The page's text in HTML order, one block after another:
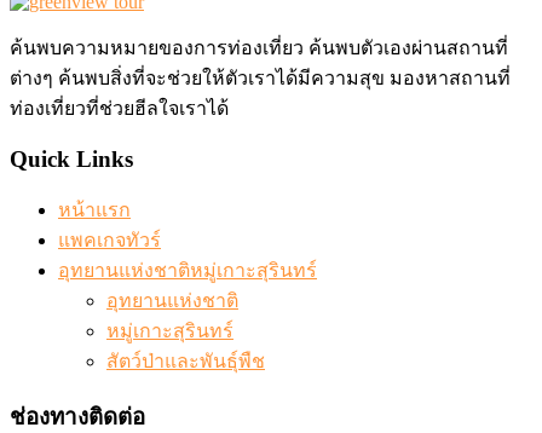
ค้นพบความหมายของการท่องเที่ยว ค้นพบตัวเองผ่านสถานที่
ต่างๆ ค้นพบสิ่งที่จะช่วยให้ตัวเราได้มีความสุข มองหาสถานที่
ท่องเที่ยวที่ช่วยฮีลใจเราได้
Quick Links
หน้าแรก
แพคเกจทัวร์
อุทยานแห่งชาติหมู่เกาะสุรินทร์
อุทยานแห่งชาติ
หมู่เกาะสุรินทร์
สัตว์ป่าและพันธุ์พืช
ช่องทางติดต่อ